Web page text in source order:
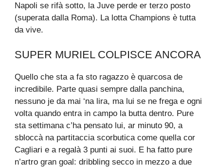
Napoli se rifà sotto, la Juve perde er terzo posto
(superata dalla Roma). La lotta Champions è tutta
da vive.
SUPER MURIEL COLPISCE ANCORA
Quello che sta a fa sto ragazzo è quarcosa de
incredibile. Parte quasi sempre dalla panchina,
nessuno je da mai ‘na lira, ma lui se ne frega e ogni
volta quando entra in campo la butta dentro. Pure
sta settimana c’ha pensato lui, ar minuto 90, a
sbloccà na partitaccia scorbutica come quella cor
Cagliari e a regalà 3 punti ai suoi. E ha fatto pure
n’artro gran goal: dribbling secco in mezzo a due